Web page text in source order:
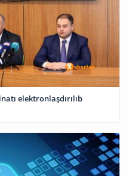
elektronlaşdırılıb